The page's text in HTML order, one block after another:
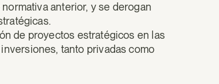
anterior, y se derogan
de proyectos estratégicos en las
tanto privadas como